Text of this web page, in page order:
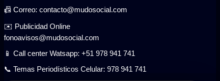
📠 Correo: contacto@mudosocial.com
✉️ Publicidad Online
fonoavisos@mudosocial.com
📱 Call center Watsapp: +51 978 941 741
📞 Temas Periodísticos Celular: 978 941 741